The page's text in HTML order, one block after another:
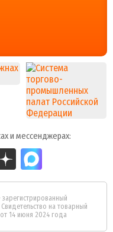
и мессенджерах:
на товарный
14 июня 2024 года